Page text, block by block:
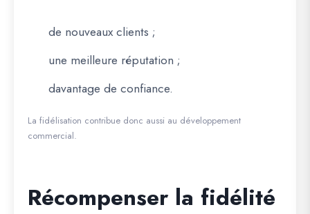
de nouveaux clients ;
une meilleure réputation ;
davantage de confiance.
La fidélisation contribue donc aussi au développement
commercial.
Récompenser la fidélité